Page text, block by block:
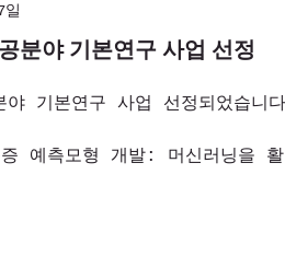
분야 기본연구 사업 선정
야 기본연구 사업 선정되었습니
증 예측모형 개발: 머신러닝을